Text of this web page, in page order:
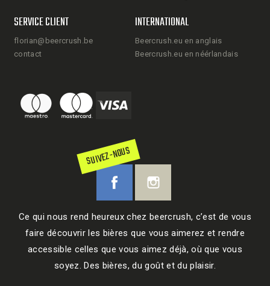
SERVICE CLIENT
florian@beercrush.be
contact
INTERNATIONAL
Beercrush.eu en anglais
Beercrush.eu en néérlandais
SUIVEZ-NOUS
Ce qui nous rend heureux chez beercrush, c’est de vous
faire découvrir les bières que vous aimerez et rendre
accessible celles que vous aimez déjà, où que vous
soyez. Des bières, du goût et du plaisir.